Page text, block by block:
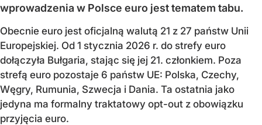
wprowadzenia w Polsce euro jest tematem tabu.
Obecnie euro jest oficjalną walutą 21 z 27 państw Unii
Europejskiej. Od 1 stycznia 2026 r. do strefy euro
dołączyła Bułgaria, stając się jej 21. członkiem. Poza
strefą euro pozostaje 6 państw UE: Polska, Czechy,
Węgry, Rumunia, Szwecja i Dania. Ta ostatnia jako
jedyna ma formalny traktatowy opt-out z obowiązku
przyjęcia euro.